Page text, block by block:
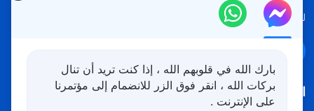
لقد نزلت المملكة بالفعل إلى الأرض! هل تريد دخوله؟
اتبعنا
بارك الله في قلوبهم الله ، إذا كنت تريد أن تنال
بركات الله ، انقر فوق الزر للانضمام إلى مؤتمرنا
على الإنترنت .